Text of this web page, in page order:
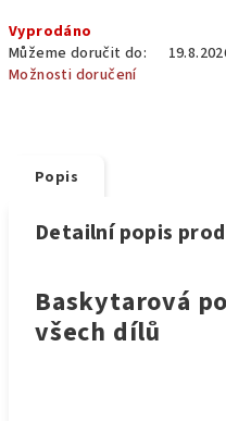
cena:
Vyprodáno
Můžeme doručit do:
Možnosti doručení
Popis
Detailní popis
Baskytarová
všech dílů